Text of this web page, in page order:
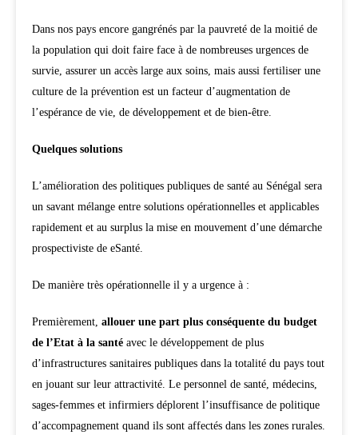
Dans nos pays encore gangrénés par la pauvreté de la moitié de
la population qui doit faire face à de nombreuses urgences de
survie, assurer un accès large aux soins, mais aussi fertiliser une
culture de la prévention est un facteur d’augmentation de
l’espérance de vie, de développement et de bien-être.
Quelques solutions
L’amélioration des politiques publiques de santé au Sénégal sera
un savant mélange entre solutions opérationnelles et applicables
rapidement et au surplus la mise en mouvement d’une démarche
prospectiviste de eSanté.
De manière très opérationnelle il y a urgence à :
Premièrement, allouer une part plus conséquente du budget
de l’Etat à la santé avec le développement de plus
d’infrastructures sanitaires publiques dans la totalité du pays tout
en jouant sur leur attractivité. Le personnel de santé, médecins,
sages-femmes et infirmiers déplorent l’insuffisance de politique
d’accompagnement quand ils sont affectés dans les zones rurales.